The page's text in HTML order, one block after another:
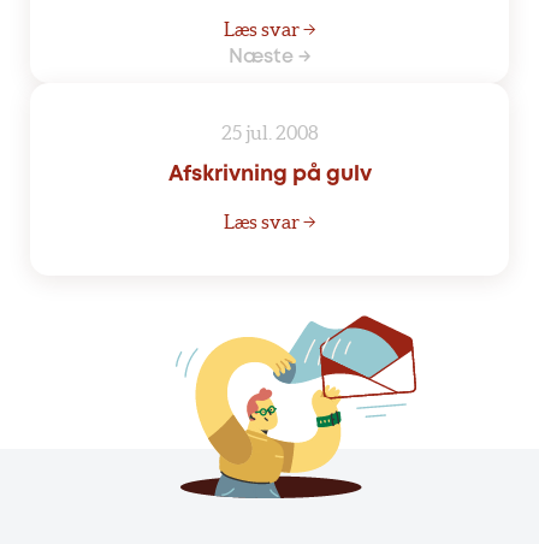
Læs svar →
Næste →
25 jul. 2008
Afskrivning på gulv
Læs svar →